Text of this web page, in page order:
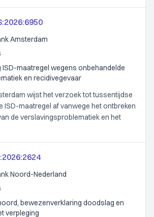
Amsterdam
maatregel wegens onbehandelde
en recidivegevaar
wijst het verzoek tot tussentijdse
ISD-maatregel af vanwege het ontbreken
de verslavingsproblematiek en het
Noord-Nederland
bewezenverklaring doodslag en
verpleging